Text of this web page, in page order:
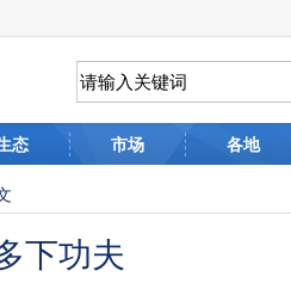
态 市场 各地
下功夫